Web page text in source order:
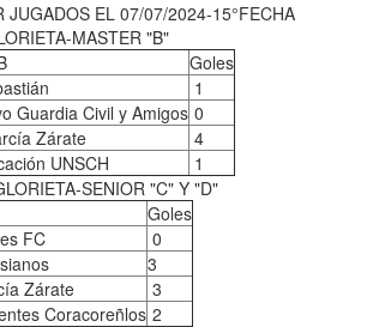
JUGADOS EL 07/07/2024-15°FECHA
MASTER "B"
Goles
1
Guardia Civil y Amigos 0
Zárate
4
UNSCH
1
SENIOR "C" Y "D"
Goles
FC
0
3
Zárate
3
Coracoreñlos 2